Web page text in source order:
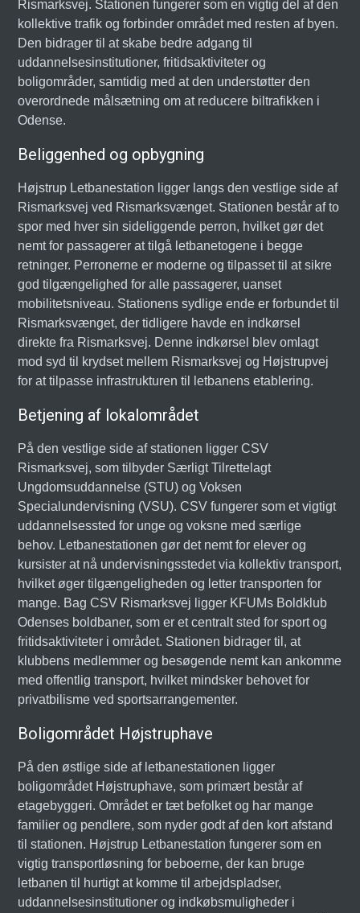
Rismarksvej. Stationen fungerer som en vigtig del af den
kollektive trafik og forbinder området med resten af byen.
Den bidrager til at skabe bedre adgang til
uddannelsesinstitutioner, fritidsaktiviteter og
boligområder, samtidig med at den understøtter den
overordnede målsætning om at reducere biltrafikken i
Odense.
Beliggenhed og opbygning
Højstrup Letbanestation ligger langs den vestlige side af
Rismarksvej ved Rismarksvænget. Stationen består af to
spor med hver sin sideliggende perron, hvilket gør det
nemt for passagerer at tilgå letbanetogene i begge
retninger. Perronerne er moderne og tilpasset til at sikre
god tilgængelighed for alle passagerer, uanset
mobilitetsniveau. Stationens sydlige ende er forbundet til
Rismarksvænget, der tidligere havde en indkørsel
direkte fra Rismarksvej. Denne indkørsel blev omlagt
mod syd til krydset mellem Rismarksvej og Højstrupvej
for at tilpasse infrastrukturen til letbanens etablering.
Betjening af lokalområdet
På den vestlige side af stationen ligger CSV
Rismarksvej, som tilbyder Særligt Tilrettelagt
Ungdomsuddannelse (STU) og Voksen
Specialundervisning (VSU). CSV fungerer som et vigtigt
uddannelsessted for unge og voksne med særlige
behov. Letbanestationen gør det nemt for elever og
kursister at nå undervisningsstedet via kollektiv transport,
hvilket øger tilgængeligheden og letter transporten for
mange. Bag CSV Rismarksvej ligger KFUMs Boldklub
Odenses boldbaner, som er et centralt sted for sport og
fritidsaktiviteter i området. Stationen bidrager til, at
klubbens medlemmer og besøgende nemt kan ankomme
med offentlig transport, hvilket mindsker behovet for
privatbilisme ved sportsarrangementer.
Boligområdet Højstruphave
På den østlige side af letbanestationen ligger
boligområdet Højstruphave, som primært består af
etagebyggeri. Området er tæt befolket og har mange
familier og pendlere, som nyder godt af den kort afstand
til stationen. Højstrup Letbanestation fungerer som en
vigtig transportløsning for beboerne, der kan bruge
letbanen til hurtigt at komme til arbejdspladser,
uddannelsesinstitutioner og indkøbsmuligheder i